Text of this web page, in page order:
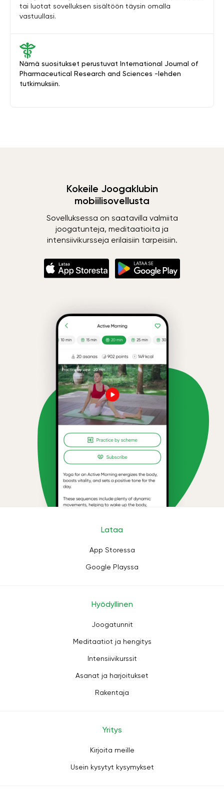
Nämä suositukset perustuvat International Journal of
Pharmaceutical Research and Sciences -lehden
tutkimuksiin.
tai luotat sovelluksen sisältöön täysin omalla
vastuullasi.
Kokeile Joogaklubin
mobiilisovellusta
Sovelluksessa on saatavilla valmiita
joogatunteja, meditaatioita ja
intensiivikursseja erilaisiin tarpeisiin.
Lataa
App Storessa
Google Playssa
Hyödyllinen
Joogatunnit
Meditaatiot ja hengitys
Intensiivikurssit
Asanat ja harjoitukset
Rakentaja
Yritys
Kirjoita meille
Usein kysytyt kysymykset